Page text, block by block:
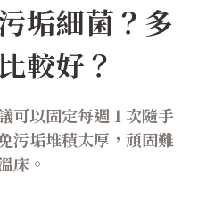
垢細菌？多
較好？
可以固定每週 1 次隨手
污垢堆積太厚，頑固難
床。